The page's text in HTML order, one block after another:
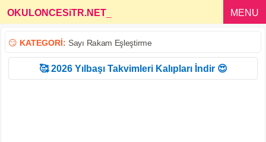
OKULONCESiTR.NET MENU
😏 KATEGORİ: Sayı Rakam Eşleştirme
🥰 2026 Yılbaşı Takvimleri Kalıpları İndir 😍